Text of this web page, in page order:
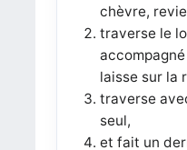
chèvre,
traverse le
laisse sur la
traverse
seul,
et fait un